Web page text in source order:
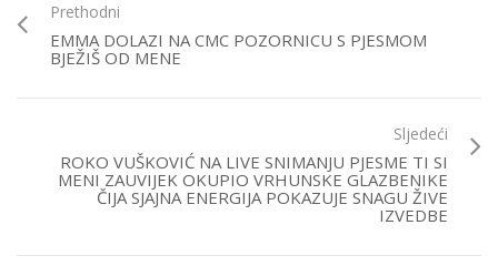
Prethodni
EMMA DOLAZI NA CMC POZORNICU S PJESMOM
BJEŽIŠ OD MENE
Sljedeći
ROKO VUŠKOVIĆ NA LIVE SNIMANJU PJESME TI SI
MENI ZAUVIJEK OKUPIO VRHUNSKE GLAZBENIKE
ČIJA SJAJNA ENERGIJA POKAZUJE SNAGU ŽIVE
IZVEDBE